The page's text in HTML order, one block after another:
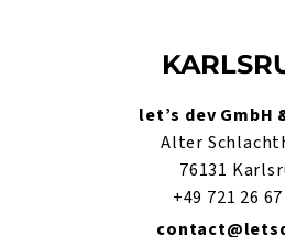
let’s dev GmbH
Alter
76131
+49 721 26